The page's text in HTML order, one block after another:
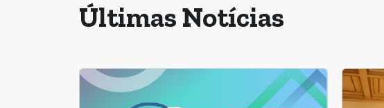
Últimas Notícias